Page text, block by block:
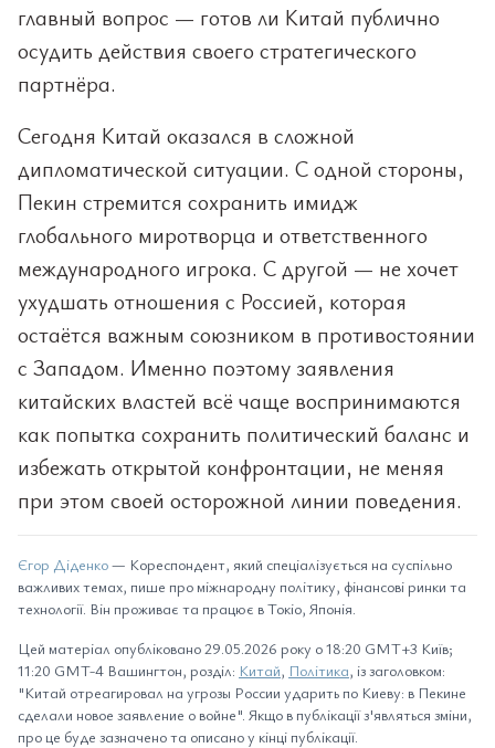
главный вопрос — готов ли Китай публично
осудить действия своего стратегического
партнёра.
Сегодня Китай оказался в сложной
дипломатической ситуации. С одной стороны,
Пекин стремится сохранить имидж
глобального миротворца и ответственного
международного игрока. С другой — не хочет
ухудшать отношения с Россией, которая
остаётся важным союзником в противостоянии
с Западом. Именно поэтому заявления
китайских властей всё чаще воспринимаются
как попытка сохранить политический баланс и
избежать открытой конфронтации, не меняя
при этом своей осторожной линии поведения.
Єгор Діденко— Кореспондент, який спеціалізується на суспільно
важливих темах, пише про міжнародну політику, фінансові ринки та
технології. Він проживає та працює в Токіо, Японія.
Цей матеріал опубліковано 29.05.2026 року о 18:20 GMT+3 Київ;
11:20 GMT-4 Вашингтон, розділ: Китай, Політика, із заголовком:
"Китай отреагировал на угрозы России ударить по Киеву: в Пекине
сделали новое заявление о войне". Якщо в публікації з'являться зміни,
про це буде зазначено та описано у кінці публікації.